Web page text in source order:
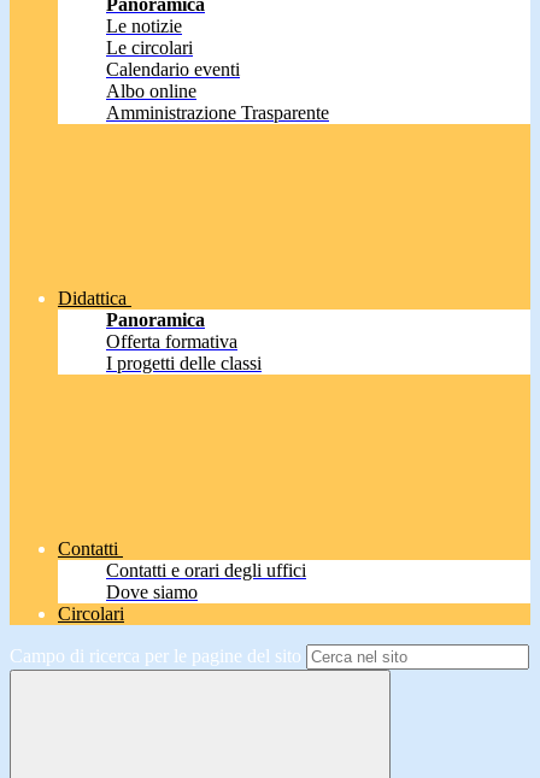
Panoramica
Le notizie
Le circolari
Calendario eventi
Albo online
Amministrazione Trasparente
Didattica
Panoramica
Offerta formativa
I progetti delle classi
Contatti
Contatti e orari degli uffici
Dove siamo
Circolari
Campo di ricerca per le pagine del sito